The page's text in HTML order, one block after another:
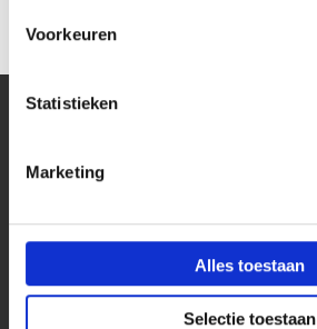
Voorkeuren
Statistieken
Marketing
Alles toestaan
Selectie toestaan
Kantoor